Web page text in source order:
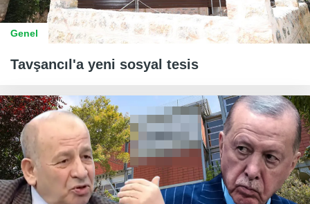
Genel
Tavşancıl'a yeni sosyal tesis